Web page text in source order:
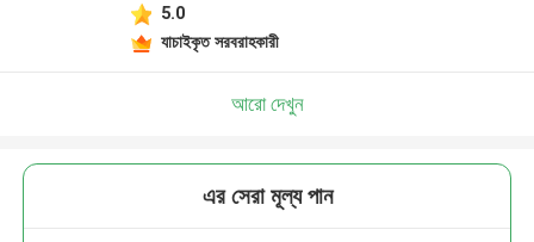
5.0
যাচাইকৃত সরবরাহকারী
আরো দেখুন
এর সেরা মূল্য পান